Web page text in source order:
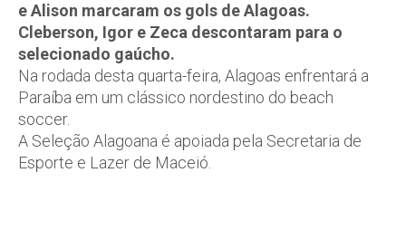
e Alison marcaram os gols de Alagoas.
Cleberson, Igor e Zeca descontaram para o
selecionado gaúcho.
Na rodada desta quarta-feira, Alagoas enfrentará a
Paraíba em um clássico nordestino do beach
soccer.
A Seleção Alagoana é apoiada pela Secretaria de
Esporte e Lazer de Maceió.